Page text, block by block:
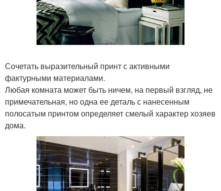
Сочетать выразительный принт с активными
фактурными материалами.
Любая комната может быть ничем, на первый взгляд, не
примечательная, но одна ее деталь с нанесенным
полосатым принтом определяет смелый характер хозяев
дома.